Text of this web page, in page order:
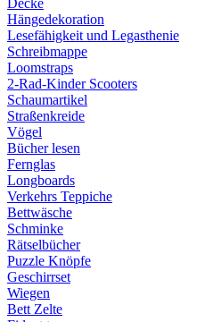
Decke
Hängedekoration
Lesefähigkeit und Legasthenie
Schreibmappe
Loomstraps
2-Rad-Kinder Scooters
Schaumartikel
Straßenkreide
Vögel
Bücher lesen
Fernglas
Longboards
Verkehrs Teppiche
Bettwäsche
Schminke
Rätselbücher
Puzzle Knöpfe
Geschirrset
Wiegen
Bett Zelte